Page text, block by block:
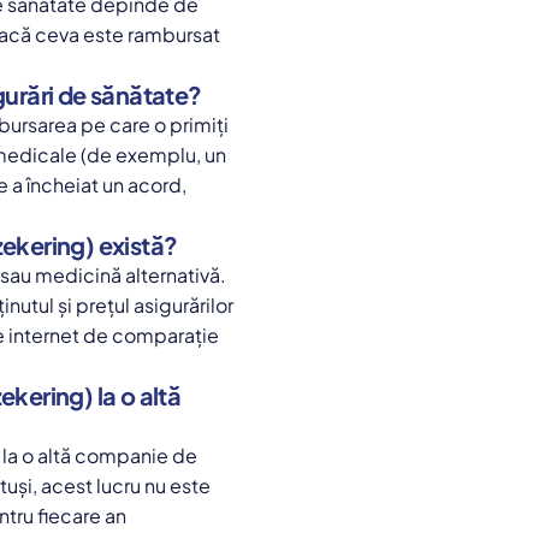
ceva este rambursat
de sănătate?
pe care o primiți
(de exemplu, un
a încheiat un acord,
există?
medicină alternativă.
și prețul asigurărilor
internet de comparație
la o altă
o altă companie de
acest lucru nu este
fiecare an